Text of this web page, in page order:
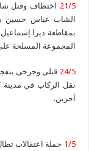
21/5 اختطاف وقتل
الشاب عباس حسين
بمقاطعة ديرا
المجموعة المسلحة
24/5 قتلى وجرحى
آخرين.
1/5 حملة اعتقالات